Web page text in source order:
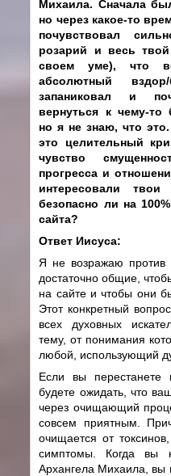
Михаила. Сначала
но через какое-то
почувствовал
розарий и весь
своем уме), что
абсолютный
запаниковал и
вернуться к чему-
но я не знаю, что
это целительный
чувство
прогресса и
интересовали
безопасно ли на
сайта?
Ответ Иисуса:
Я не возражаю против
достаточно общие,
на сайте и чтобы они
Этот конкретный
всех духовных
тему, от понимания
любой, использующий
Если вы
будете ожидать, что
через очищающий
совсем приятным.
очищается от
симптомы. Когда вы
Архангела Михаила, вы